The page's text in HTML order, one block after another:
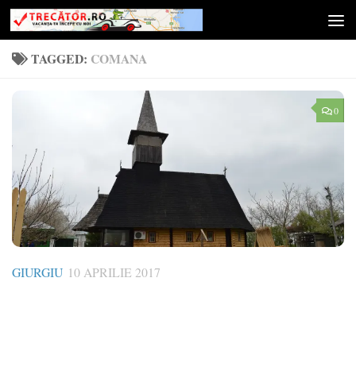
Skip to content
TAGGED: COMANA
0
GIURGIU 10 APRILIE 2017